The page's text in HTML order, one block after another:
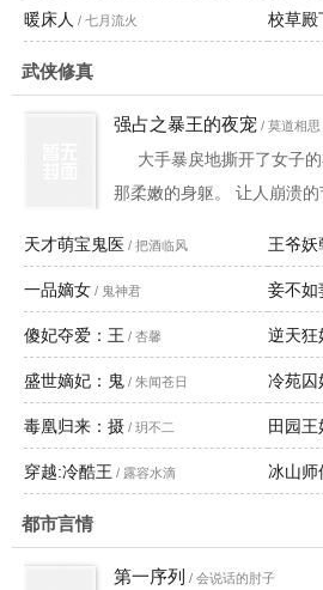
暖床人 / 七月流火 校草殿
武侠修真
强占之暴王的夜宠 / 莫道相思
大手暴戾地撕开了女子的
那柔嫩的身躯。 让人崩溃的
送，野蛮地抵进，呐喊，低
靡，火刃持续。 “记住，无
人。若敢逃跑，本王定要踏
表情，掐着女子的玉颈，男
权。 做了多久，她不知道，
天才萌宝鬼医 / 把酒临风 王爷妖
一品嫡女 / 鬼神君 妾不如
傻妃夺爱：王 / 杏馨 逆天狂
盛世嫡妃：鬼 / 朱闻苍日 冷苑囚
毒凰归来：摄 / 玥不二 田园王
穿越:冷酷王 / 露容水滴 冰山师
都市言情
第一序列 / 会说话的肘子